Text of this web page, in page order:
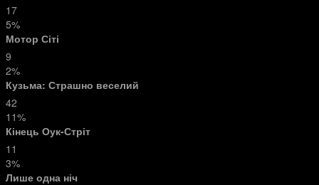
17
5%
Мотор Сіті
9
2%
Кузьма: Страшно веселий
42
11%
Кінець Оук-Стріт
11
3%
Лише одна ніч